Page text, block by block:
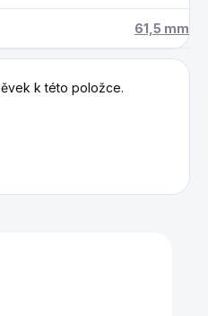
61,5 mm
k této položce.